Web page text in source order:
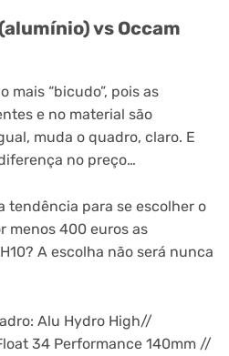
vs Occam
mais “bicudo”, pois as
e no material são
muda o quadro, claro. E
no preço…
tendência para se escolher o
menos 400 euros as
A escolha não será nunca
Alu Hydro High//
34 Performance 140mm //